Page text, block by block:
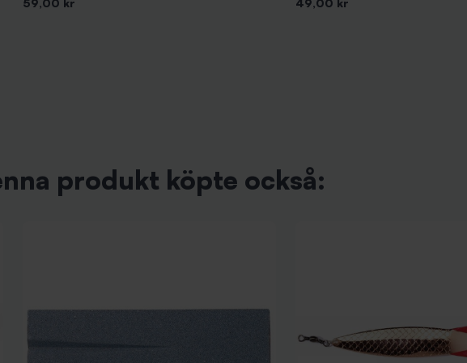
59,00 kr 49,00 kr
produkt köpte också: